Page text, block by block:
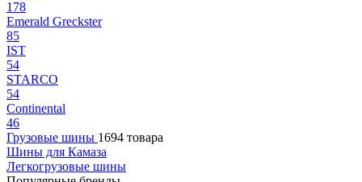
178
Emerald Greckster
85
IST
54
STARCO
54
Continental
46
Грузовые шины 1694 товара
Шины для Камаза
Легкогрузовые шины